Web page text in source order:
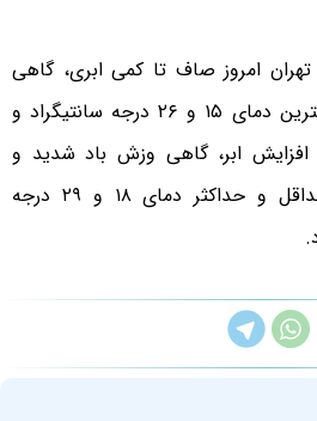
امروز صاف تا کمی ابری، گاهی
وزش باد با کمترین و بیشترین دمای ۱۵ و ۲۶ درجه سانتیگراد و
افزایش ابر، گاهی وزش باد شدید و
احتمال گرد و خاک با حداقل و حداکثر دمای ۱۸ و ۲۹ درجه